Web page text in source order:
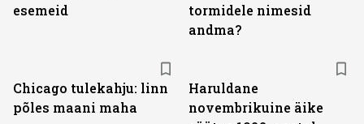
esemeid
tormidele nimesid
andma?
Chicago tulekahju: linn
põles maani maha
Haruldane
novembrikuine äike